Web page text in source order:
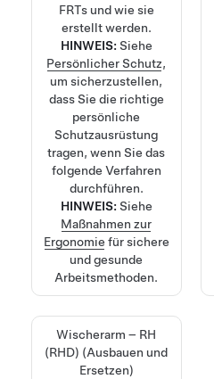
FRTs und wie sie
erstellt werden.
HINWEIS: Siehe
Persönlicher Schutz,
um sicherzustellen,
dass Sie die richtige
persönliche
Schutzausrüstung
tragen, wenn Sie das
folgende Verfahren
durchführen.
HINWEIS: Siehe
Maßnahmen zur
Ergonomie für sichere
und gesunde
Arbeitsmethoden.
Wischerarm – RH
(RHD) (Ausbauen und
Ersetzen)